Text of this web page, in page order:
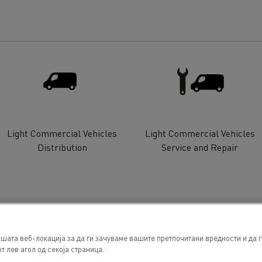
Light Commercial Vehicles
Distribution
Light Commercial Vehicles
Service and Repair
веб-локација за да ги зачуваме вашите претпочитани вредности и
агол од секоја страница.